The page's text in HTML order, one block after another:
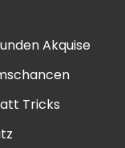
Akquise
Tricks